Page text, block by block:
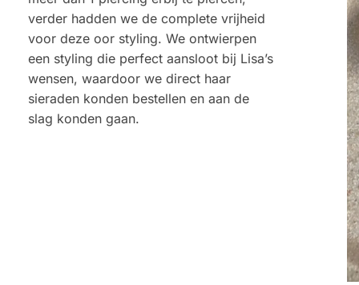
verder hadden we de complete vrijheid
voor deze oor styling. We ontwierpen
een styling die perfect aansloot bij Lisa’s
wensen, waardoor we direct haar
sieraden konden bestellen en aan de
slag konden gaan.